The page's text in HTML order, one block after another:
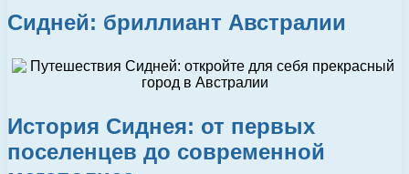
Сидней: бриллиант Австралии
История Сиднея: от первых
поселенцев до современной